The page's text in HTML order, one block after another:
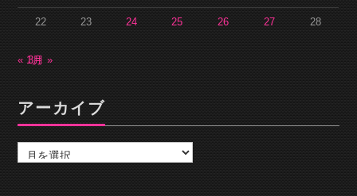
22 23 24 25 26 27 28
« 1月3月 »
アーカイブ
カ